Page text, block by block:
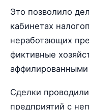
Это позволило
кабинетах
неработающих
фиктивные
Сделки
предприятий с